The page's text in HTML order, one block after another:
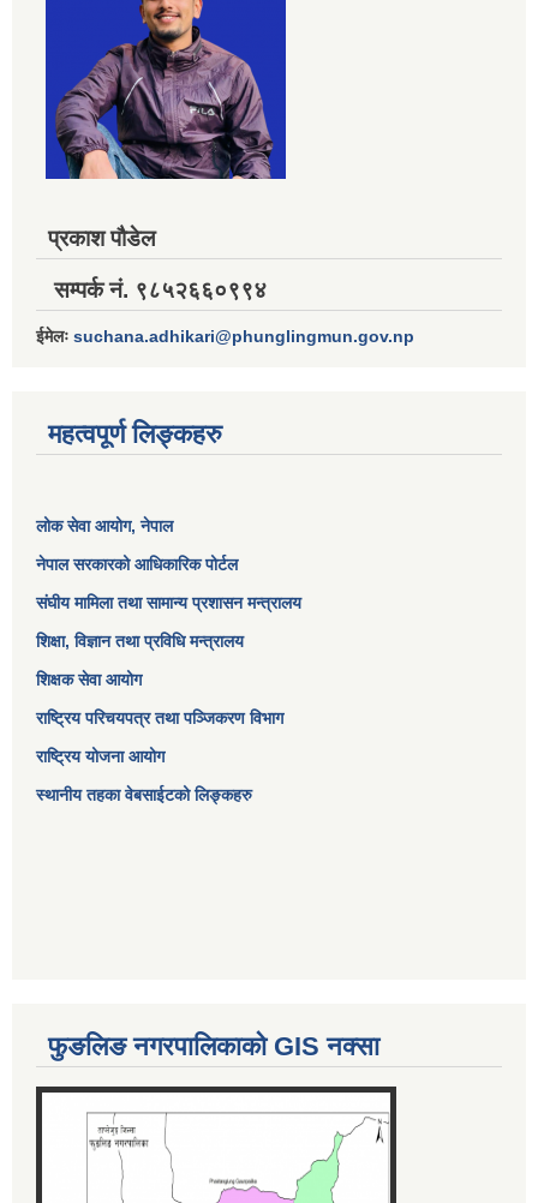
प्रकाश पौडेल
सम्पर्क नं. ९८५२६६०९९४
ईमेलः suchana.adhikari@phunglingmun.gov.np
महत्वपूर्ण लिङ्कहरु
लोक सेवा आयोग, नेपाल
नेपाल सरकारको आधिकारिक पोर्टल
संघीय मामिला तथा सामान्य प्रशासन मन्त्रालय
शिक्षा, विज्ञान तथा प्रविधि मन्त्रालय
शिक्षक सेवा आयोग
राष्ट्रिय परिचयपत्र तथा पञ्जिकरण विभाग
राष्ट्रिय योजना आयोग
स्थानीय तहका वेबसाईटको लिङ्कहरु
फुङलिङ नगरपालिकाको GIS नक्सा